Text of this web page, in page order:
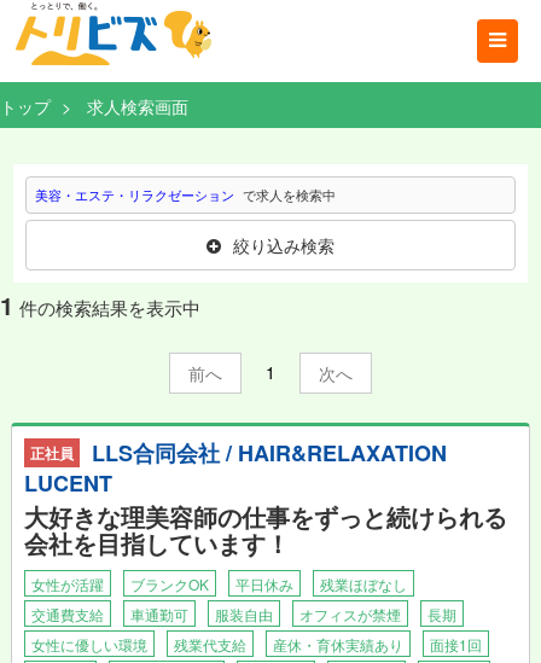
トップ 求人検索画面
美容・エステ・リラクゼーション で求人を検索中
絞り込み検索
1 件の検索結果を表示中
前 1 次
正社員
LLS合同会社 / HAIR&RELAXATION
LUCENT
大好きな理美容師の仕事をずっと続けられる
会社を目指しています！
女性が活躍 ブランクOK 平日休み
残業ほぼなし
交通費支給
車通勤可 服装自由 オフィスが禁煙
長期
女性に優しい環境
残業代支給 産休・育休実績あり
面接1回